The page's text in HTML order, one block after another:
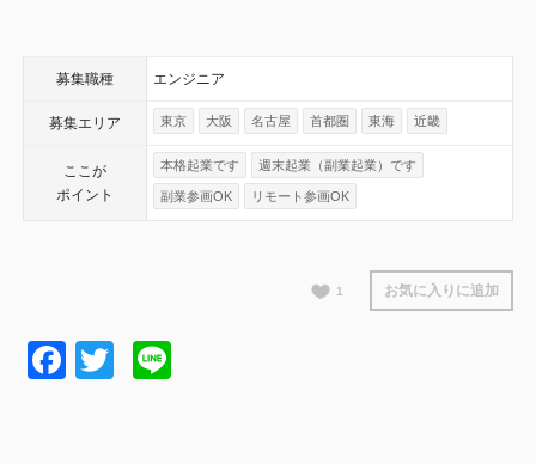
募集職種 エンジニア
募集エリア 東京 大阪 名古屋 首都圏 東海 近畿
ここが
ポイント
本格起業です 週末起業（副業起業）です
副業参画OK リモート参画OK
1 お気に入りに追加
Facebook
Twitter